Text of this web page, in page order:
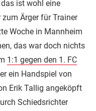
ist wohl eine
Ärger für Trainer
Woche in Mannheim
das war doch nichts
1:1 gegen den 1. FC
ein Handspiel von
Erik Tallig angeköpft
Schiedsrichter